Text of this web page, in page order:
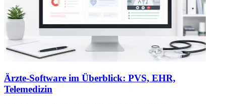
Ärzte-Software im Überblick: PVS, EHR,
Telemedizin